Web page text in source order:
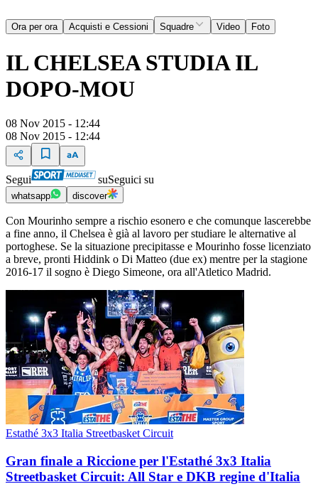
Ora per ora Acquisti e Cessioni Squadre Video Foto
IL CHELSEA STUDIA IL
DOPO-MOU
08 Nov 2015 - 12:44
08 Nov 2015 - 12:44
Segui suSeguici su
whatsapp discover
Con Mourinho sempre a rischio esonero e che comunque lascerebbe
a fine anno, il Chelsea è già al lavoro per studiare le alternative al
portoghese. Se la situazione precipitasse e Mourinho fosse licenziato
a breve, pronti Hiddink o Di Matteo (due ex) mentre per la stagione
2016-17 il sogno è Diego Simeone, ora all'Atletico Madrid.
Estathé 3x3 Italia Streetbasket Circuit
Gran finale a Riccione per l'Estathé 3x3 Italia
Streetbasket Circuit: All Star e DKB regine d'Italia